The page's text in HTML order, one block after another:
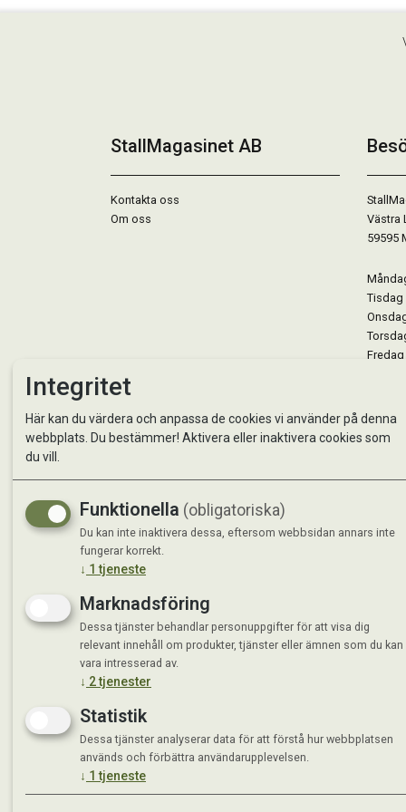
StallMagasinet AB
Kontakta oss
Om oss
Västra
59595
Tisdag
Fredag
Integritet
Här kan du värdera och anpassa de cookies vi använder på denna
webbplats. Du bestämmer! Aktivera eller inaktivera cookies som
du vill.
Funktionella (obligatoriska)
Du kan inte inaktivera dessa, eftersom webbsidan annars inte
fungerar korrekt.
↓ 1 tjeneste
Marknadsföring
Dessa tjänster behandlar personuppgifter för att visa dig
relevant innehåll om produkter, tjänster eller ämnen som du kan
vara intresserad av.
↓ 2tjenester
Statistik
Dessa tjänster analyserar data för att förstå hur webbplatsen
används och förbättra användarupplevelsen.
↓ 1 tjeneste